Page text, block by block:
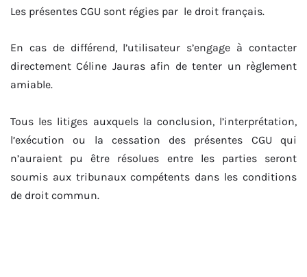
Les présentes CGU sont régies par le droit français.
En cas de différend, l’utilisateur s’engage à contacter
directement Céline Jauras afin de tenter un règlement
amiable.
Tous les litiges auxquels la conclusion, l’interprétation,
l’exécution ou la cessation des présentes CGU qui
n’auraient pu être résolues entre les parties seront
soumis aux tribunaux compétents dans les conditions
de droit commun.